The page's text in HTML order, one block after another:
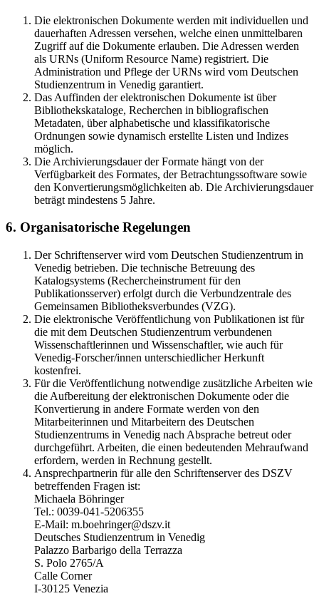
Die elektronischen Dokumente werden mit individuellen und
dauerhaften Adressen versehen, welche einen unmittelbaren
Zugriff auf die Dokumente erlauben. Die Adressen werden
als URNs (Uniform Resource Name) registriert. Die
Administration und Pflege der URNs wird vom Deutschen
Studienzentrum in Venedig garantiert.
Das Auffinden der elektronischen Dokumente ist über
Bibliothekskataloge, Recherchen in bibliografischen
Metadaten, über alphabetische und klassifikatorische
Ordnungen sowie dynamisch erstellte Listen und Indizes
möglich.
Die Archivierungsdauer der Formate hängt von der
Verfügbarkeit des Formates, der Betrachtungssoftware sowie
den Konvertierungsmöglichkeiten ab. Die Archivierungsdauer
beträgt mindestens 5 Jahre.
6. Organisatorische Regelungen
Der Schriftenserver wird vom Deutschen Studienzentrum in
Venedig betrieben. Die technische Betreuung des
Katalogsystems (Rechercheinstrument für den
Publikationsserver) erfolgt durch die Verbundzentrale des
Gemeinsamen Bibliotheksverbundes (VZG).
Die elektronische Veröffentlichung von Publikationen ist für
die mit dem Deutschen Studienzentrum verbundenen
Wissenschaftlerinnen und Wissenschaftler, wie auch für
Venedig-Forscher/innen unterschiedlicher Herkunft
kostenfrei.
Für die Veröffentlichung notwendige zusätzliche Arbeiten wie
die Aufbereitung der elektronischen Dokumente oder die
Konvertierung in andere Formate werden von den
Mitarbeiterinnen und Mitarbeitern des Deutschen
Studienzentrums in Venedig nach Absprache betreut oder
durchgeführt. Arbeiten, die einen bedeutenden Mehraufwand
erfordern, werden in Rechnung gestellt.
Ansprechpartnerin für alle den Schriftenserver des DSZV
betreffenden Fragen ist:
Michaela Böhringer
Tel.: 0039-041-5206355
E-Mail: m.boehringer@dszv.it
Deutsches Studienzentrum in Venedig
Palazzo Barbarigo della Terrazza
S. Polo 2765/A
Calle Corner
I-30125 Venezia